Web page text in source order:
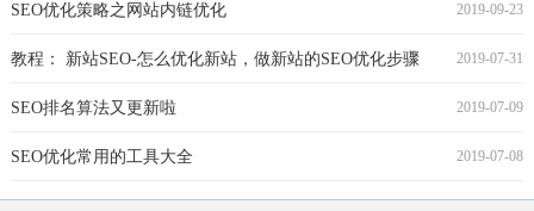
2019-09-23
SEO优化策略之网站内链优化
2019-07-31
教程： 新站SEO-怎么优化新站，做新站的SEO优化步骤
2019-07-09
SEO排名算法又更新啦
2019-07-08
SEO优化常用的工具大全